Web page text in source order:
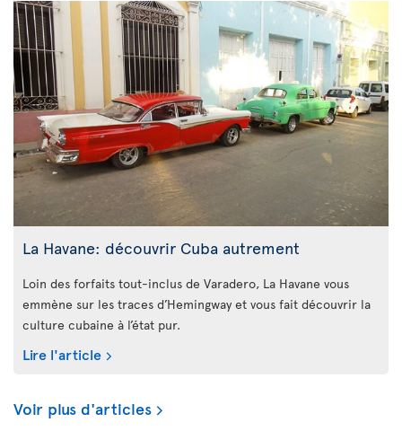
La Havane: découvrir Cuba autrement
Loin des forfaits tout-inclus de Varadero, La Havane vous
emmène sur les traces d’Hemingway et vous fait découvrir la
culture cubaine à l’état pur.
Lire l'article
Voir plus d'articles